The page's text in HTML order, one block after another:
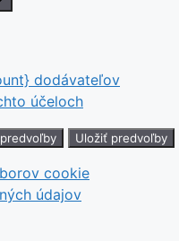
dodávateľov
účeloch
Uložiť predvoľby
cookie
údajov